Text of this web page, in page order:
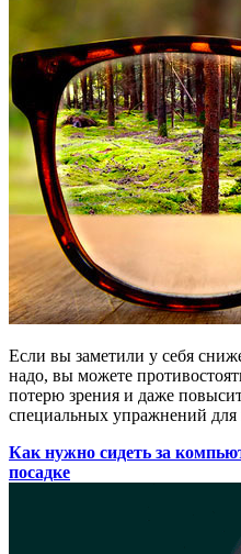
Если вы заметили у себя
надо, вы можете
потерю зрения и даже
специальных упражнений для
Как нужно сидеть за
посадке